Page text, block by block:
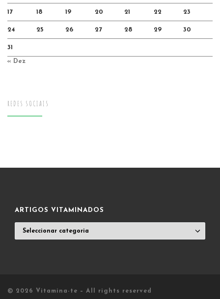
17 18 19 20 21 22 23
24 25 26 27 28 29 30
31
« Dez
REDES SOCIAIS
ARTIGOS VITAMINADOS
VITAMINADOS
© 2026 Vitamina-te – All rights reserved